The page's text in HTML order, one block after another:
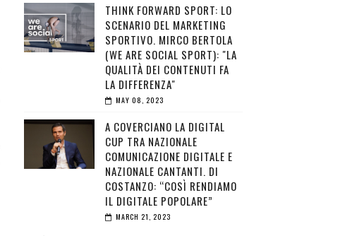
THINK FORWARD SPORT: LO
SCENARIO DEL MARKETING
SPORTIVO. MIRCO BERTOLA
(WE ARE SOCIAL SPORT): "LA
QUALITÀ DEI CONTENUTI FA
LA DIFFERENZA"
MAY 08, 2023
A COVERCIANO LA DIGITAL
CUP TRA NAZIONALE
COMUNICAZIONE DIGITALE E
NAZIONALE CANTANTI. DI
COSTANZO: “COSÌ RENDIAMO
IL DIGITALE POPOLARE”
MARCH 21, 2023